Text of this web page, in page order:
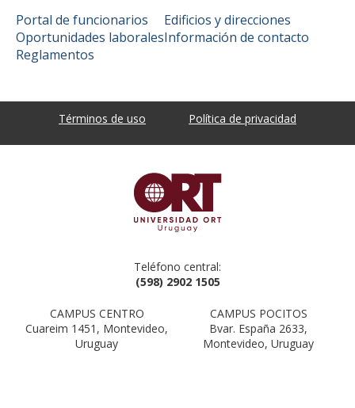
Portal de funcionarios
Oportunidades laborales
Reglamentos
Edificios y direcciones
Información de contacto
Términos de uso Política de privacidad
Teléfono central:
(598) 2902 1505
CAMPUS CENTRO
Cuareim 1451, Montevideo,
Uruguay
CAMPUS POCITOS
Bvar. España 2633,
Montevideo, Uruguay